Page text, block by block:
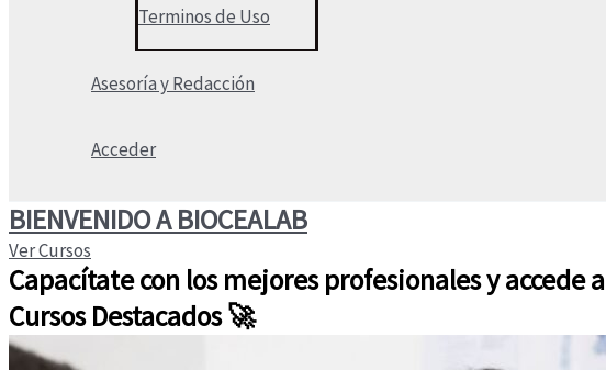
Terminos de Uso
Asesoría y Redacción
Acceder
BIENVENIDO A BIOCEALAB
Ver Cursos
Capacítate con los mejores profesionales y accede
Cursos Destacados 🚀